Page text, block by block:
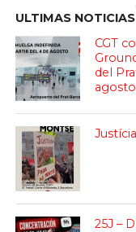
ULTIMAS NOTICIAS
CGT
del
agosto
25J –